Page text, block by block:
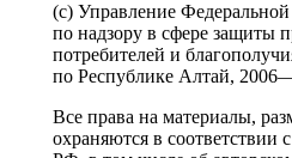
(c) Управление
по надзору в сфере защиты
потребителей и
по Республике Алтай,
Все права на материалы,
охраняются в соответствии